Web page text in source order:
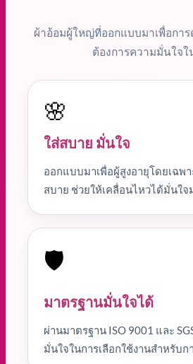
ผ้าอ้อมผู้ใหญ่ที่ออกแบบมาเพื่อกา
ต้องการความมั่นใจ
🌸
ใส่สบาย มั่นใจ
ออกแบบมาเพื่อผู้สูงอายุโดยเฉพ
สบาย ช่วยให้เคลื่อนไหวได้มั่นใ
🛡️
มาตรฐานมั่นใจได้
ผ่านมาตรฐาน ISO 9001 และ
มั่นใจในการเลือกใช้งานสำหรับ